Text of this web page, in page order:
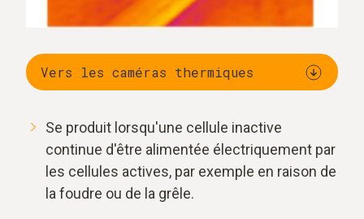
Vers les caméras thermiques
Se produit lorsqu'une cellule inactive
continue d'être alimentée électriquement par
les cellules actives, par exemple en raison de
la foudre ou de la grêle.